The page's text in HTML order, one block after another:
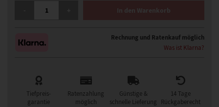
In den Warenkorb
Rechnung und Ratenkauf möglich
Was ist Klarna?
Tiefpreis-
garantie
Ratenzahlung
möglich
Günstige &
schnelle Lieferung
14 Tage
Rückgaberecht